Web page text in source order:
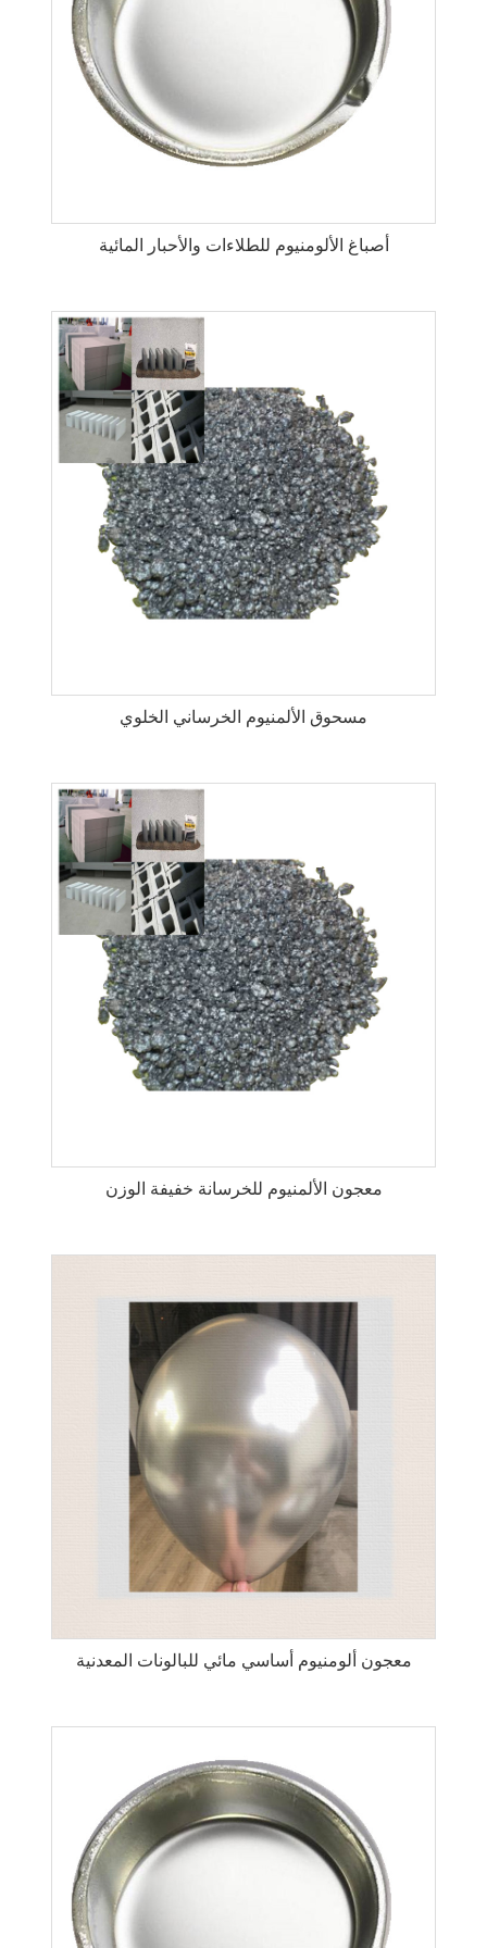
أصباغ الألومنيوم للطلاءات والأحبار المائية
مسحوق الألمنيوم الخرساني الخلوي
معجون الألمنيوم للخرسانة خفيفة الوزن
معجون ألومنيوم أساسي مائي للبالونات المعدنية